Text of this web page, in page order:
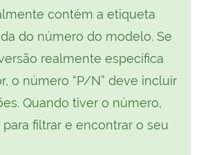
contém a etiqueta
do número do modelo. Se
realmente específica
o número “P/N” deve incluir
Quando tiver o número,
filtrar e encontrar o seu